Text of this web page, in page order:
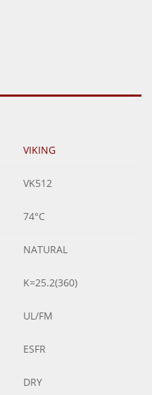
VIKING
VK512
74°C
NATURAL
K=25.2(360)
UL/FM
ESFR
DRY